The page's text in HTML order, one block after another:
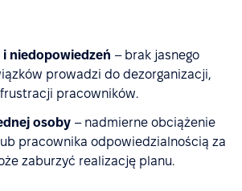
i niedopowiedzeń – brak jasnego
prowadzi do dezorganizacji,
pracowników.
osoby – nadmierne obciążenie
pracownika odpowiedzialnością za
zaburzyć realizację planu.